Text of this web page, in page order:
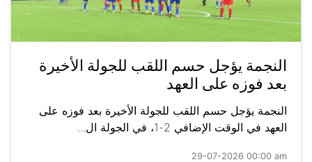
النجمة يؤجل حسم اللقب للجولة الأخيرة
بعد فوزه على العهد
النجمة يؤجل حسم اللقب للجولة الأخيرة بعد فوزه على
العهد في الوقت الإضافي 2-1، في الجولة ال...
29-07-2026 00:00 am